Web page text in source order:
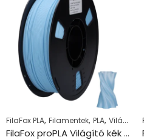
FilaFox PLA, Filamentek, PLA, Világító PLA
FilaFox proPLA Világító kék (1000g / 1,75mm)